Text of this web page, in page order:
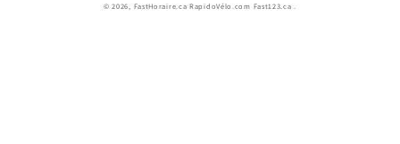
© 2026, FastHoraire.ca RapidoVélo.com Fast123.ca .